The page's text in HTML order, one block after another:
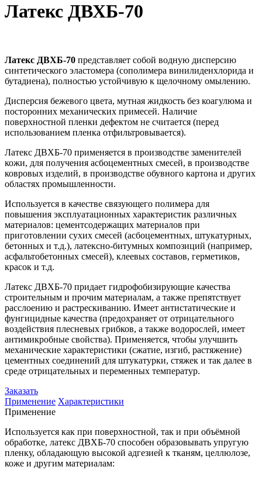
Латекс ДВХБ-70
Латекс ДВХБ-70 представляет собой водную дисперсию
синтетического эластомера (сополимера винилиденхлорида и
бутадиена), полностью устойчивую к щелочному омылению.
Дисперсия бежевого цвета, мутная жидкость без коагулюма и
посторонних механических примесей. Наличие
поверхностной пленки дефектом не считается (перед
использованием пленка отфильтровывается).
Латекс ДВХБ-70 применяется в производстве заменителей
кожи, для получения асбоцементных смесей, в производстве
ковровых изделий, в производстве обувного картона и других
областях промышленности.
Используется в качестве связующего полимера для
повышения эксплуатационных характеристик различных
материалов: цементсодержащих материалов при
приготовлении сухих смесей (асбоцементных, штукатурных,
бетонных и т.д.), латексно-битумных композиций (например,
асфальтобетонных смесей), клеевых составов, герметиков,
красок и т.д.
Латекс ДВХБ-70 придает гидрофобизирующие качества
строительным и прочим материалам, а также препятствует
расслоению и растрескиванию. Имеет антистатические и
фунгицидные качества (предохраняет от отрицательного
воздействия плесневых грибков, а также водорослей, имеет
антимикробные свойства). Применяется, чтобы улучшить
механические характеристики (сжатие, изгиб, растяжение)
цементных соединений для штукатурки, стяжек и так далее в
среде отрицательных и переменных температур.
Заказать
Применение Характеристики
Применение
Используется как при поверхностной, так и при объёмной
обработке, латекс ДВХБ-70 способен образовывать упругую
пленку, обладающую высокой адгезией к тканям, целлюлозе,
коже и другим материалам: